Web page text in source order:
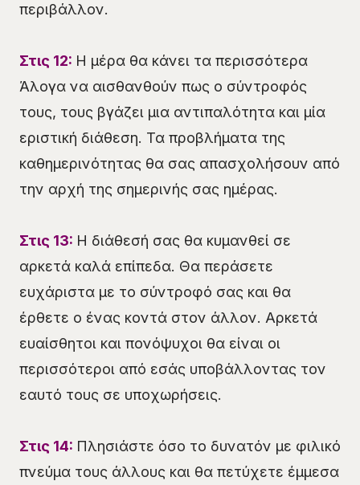
περιβάλλον.
Στις 12: Η μέρα θα κάνει τα περισσότερα
Άλογα να αισθανθούν πως ο σύντροφός
τους, τους βγάζει μια αντιπαλότητα και μία
εριστική διάθεση. Τα προβλήματα της
καθημερινότητας θα σας απασχολήσουν από
την αρχή της σημερινής σας ημέρας.
Στις 13: Η διάθεσή σας θα κυμανθεί σε
αρκετά καλά επίπεδα. Θα περάσετε
ευχάριστα με το σύντροφό σας και θα
έρθετε ο ένας κοντά στον άλλον. Αρκετά
ευαίσθητοι και πονόψυχοι θα είναι οι
περισσότεροι από εσάς υποβάλλοντας τον
εαυτό τους σε υποχωρήσεις.
Στις 14: Πλησιάστε όσο το δυνατόν με φιλικό
πνεύμα τους άλλους και θα πετύχετε έμμεσα